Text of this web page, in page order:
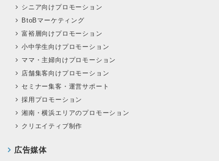
シニア向けプロモーション
BtoBマーケティング
富裕層向けプロモーション
小中学生向けプロモーション
ママ・主婦向けプロモーション
店舗集客向けプロモーション
セミナー集客・運営サポート
採用プロモーション
湘南・横浜エリアのプロモーション
クリエイティブ制作
広告媒体